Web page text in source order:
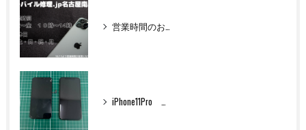
営業時間のお知らせ
iPhone11Pro フロントパネル交換